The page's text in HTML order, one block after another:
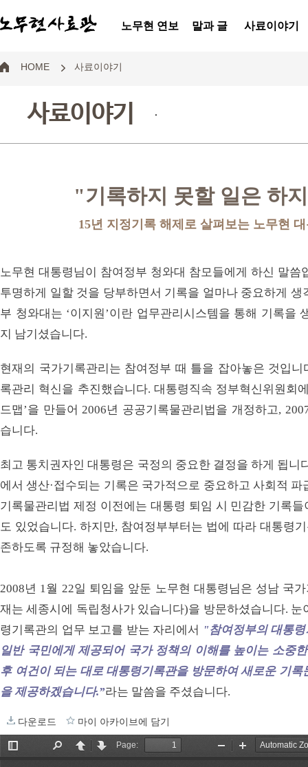
노무현 연보 말과 글 사료이야기
HOME 사료이야기
사료이야기 .
"기록하지 못할 일은 하
15년 지정기록 해제로 살펴보는 노무현
노무현 대통령님이 참여정부 청와대 참모들에게 하신 말씀
투명하게 일할 것을 당부하면서 기록을 얼마나 중요하게
부 청와대는 ‘이지원’이란 업무관리시스템을 통해 기록을
지 남기셨습니다.
현재의 국가기록관리는 참여정부 때 틀을 잡아놓은 것입
록관리 혁신을 추진했습니다. 대통령직속 정부혁신위원회
드맵’을 만들어 2006년 공공기록물관리법을 개정하고,
습니다.
최고 통치권자인 대통령은 국정의 중요한 결정을 하게 됩니
에서 생산·접수되는 기록은 국가적으로 중요하고 사회적
기록물관리법 제정 이전에는 대통령 퇴임 시 민감한 기록
도 있었습니다. 하지만, 참여정부부터는 법에 따라 대통령
존하도록 규정해 놓았습니다.
2008년 1월 22일 퇴임을 앞둔 노무현 대통령님은 성남 국
재는 세종시에 독립청사가 있습니다)을 방문하셨습니다.
령기록관의 업무 보고를 받는 자리에서 "참여정부의 대통
일반 국민에게 제공되어 국가 정책의 이해를 높이는 소중
후 여건이 되는 대로 대통령기록관을 방문하여 새로운 기
을 제공하겠습니다.”라는 말씀을 주셨습니다.
다운로드 마이 아카이브에 담기